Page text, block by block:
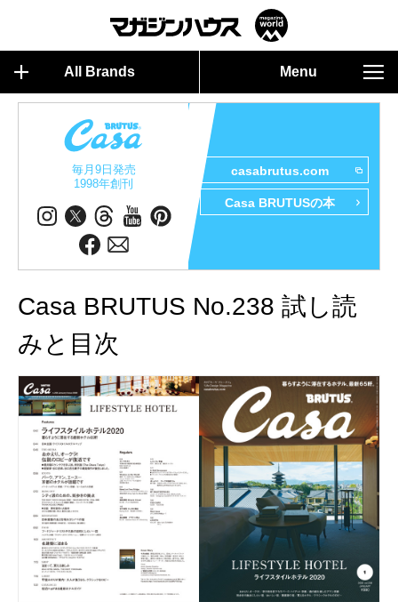
All Brands Menu
毎月9日発売
1998年創刊
casabrutus.com
Casa BRUTUSの本
Casa BRUTUS No.238 試し読
みと目次